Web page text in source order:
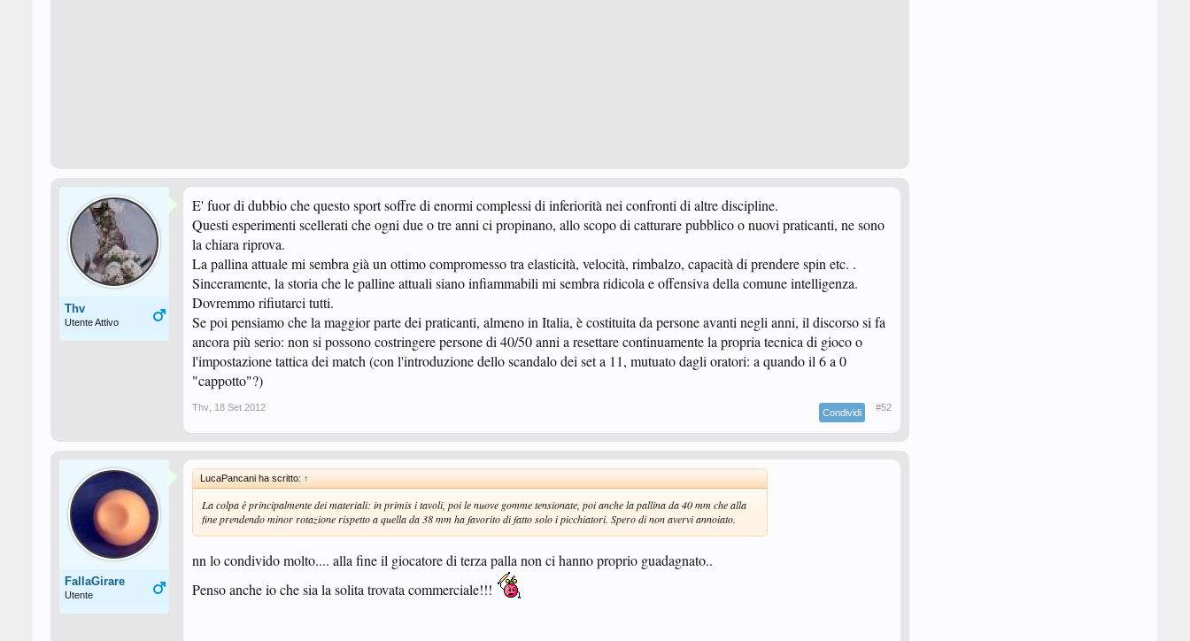
Thv
Utente Attivo
E' fuor di dubbio che questo sport soffre di enormi complessi di inferiorità nei confronti di altre discipline.
Questi esperimenti scellerati che ogni due o tre anni ci propinano, allo scopo di catturare pubblico o nuovi praticanti, ne sono
la chiara riprova.
La pallina attuale mi sembra già un ottimo compromesso tra elasticità, velocità, rimbalzo, capacità di prendere spin etc. .
Sinceramente, la storia che le palline attuali siano infiammabili mi sembra ridicola e offensiva della comune intelligenza.
Dovremmo rifiutarci tutti.
Se poi pensiamo che la maggior parte dei praticanti, almeno in Italia, è costituita da persone avanti negli anni, il discorso si fa
ancora più serio: non si possono costringere persone di 40/50 anni a resettare continuamente la propria tecnica di gioco o
l'impostazione tattica dei match (con l'introduzione dello scandalo dei set a 11, mutuato dagli oratori: a quando il 6 a 0
"cappotto"?)
Thv 18 Set 2012 Condividi #52
FallaGirare
Utente
LucaPancani ha scritto: ↑
La colpa è principalmente dei materiali: in primis i tavoli, poi le nuove gomme tensionate, poi anche la pallina da 40 mm che alla
fine prendendo minor rotazione rispetto a quella da 38 mm ha favorito di fatto solo i picchiatori. Spero di non avervi annoiato.
nn lo condivido molto.... alla fine il giocatore di terza palla non ci hanno proprio guadagnato..
Penso anche io che sia la solita trovata commerciale!!!